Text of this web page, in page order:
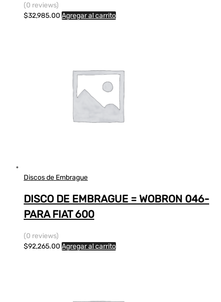
(0 reviews)
$32,985.00 Agregar al carrito
Discos de Embrague
DISCO DE EMBRAGUE = WOBRON 046-
PARA FIAT 600
(0 reviews)
$92,265.00 Agregar al carrito